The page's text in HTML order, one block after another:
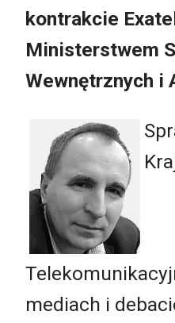
kontrakcie
Ministerstwem
Wewnętrznych i
mediach i